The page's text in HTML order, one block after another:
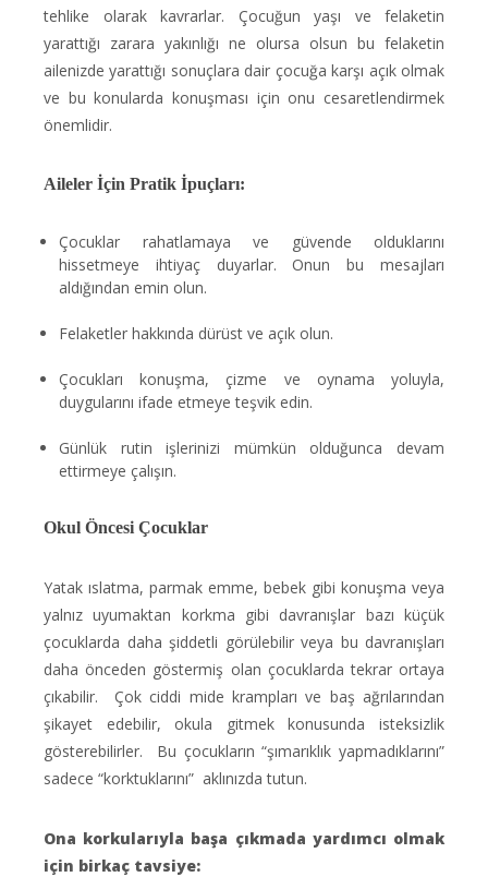
tehlike olarak kavrarlar. Çocuğun yaşı ve felaketin
yarattığı zarara yakınlığı ne olursa olsun bu felaketin
ailenizde yarattığı sonuçlara dair çocuğa karşı açık olmak
ve bu konularda konuşması için onu cesaretlendirmek
önemlidir.
Aileler İçin Pratik İpuçları:
Çocuklar rahatlamaya ve güvende olduklarını
hissetmeye ihtiyaç duyarlar. Onun bu mesajları
aldığından emin olun.
Felaketler hakkında dürüst ve açık olun.
Çocukları konuşma, çizme ve oynama yoluyla,
duygularını ifade etmeye teşvik edin.
Günlük rutin işlerinizi mümkün olduğunca devam
ettirmeye çalışın.
Okul Öncesi Çocuklar
Yatak ıslatma, parmak emme, bebek gibi konuşma veya
yalnız uyumaktan korkma gibi davranışlar bazı küçük
çocuklarda daha şiddetli görülebilir veya bu davranışları
daha önceden göstermiş olan çocuklarda tekrar ortaya
çıkabilir. Çok ciddi mide krampları ve baş ağrılarından
şikayet edebilir, okula gitmek konusunda isteksizlik
gösterebilirler. Bu çocukların “şımarıklık yapmadıklarını”
sadece “korktuklarını” aklınızda tutun.
Ona korkularıyla başa çıkmada yardımcı olmak
için birkaç tavsiye: